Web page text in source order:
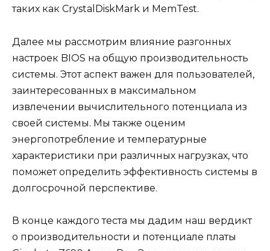
таких как CrystalDiskMark и MemTest.
Далее мы рассмотрим влияние разгонных
настроек BIOS на общую производительность
системы. Этот аспект важен для пользователей,
заинтересованных в максимальном
извлечении вычислительного потенциала из
своей системы. Мы также оценим
энергопотребление и температурные
характеристики при различных нагрузках, что
поможет определить эффективность системы в
долгосрочной перспективе.
В конце каждого теста мы дадим наш вердикт
о производительности и потенциале платы